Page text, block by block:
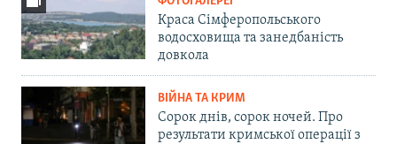
Краса Сімферопольського
водосховища та занедбаність
довкола
ВІЙНА ТА КРИМ
Сорок днів, сорок ночей. Про
результати кримської операції з